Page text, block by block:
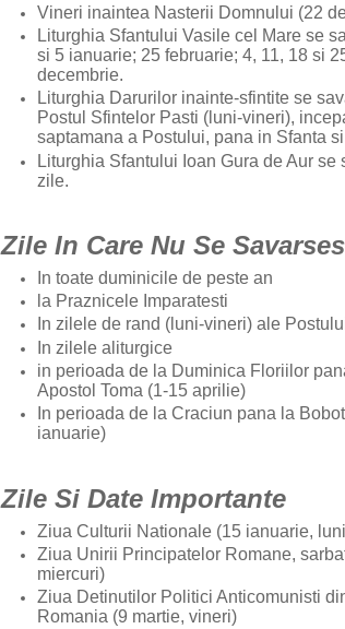
Vineri inaintea Nasterii Domnului (22
Liturghia Sfantului Vasile cel Mare se
si 5 ianuarie; 25 februarie; 4, 11, 18 si
decembrie.
Liturghia Darurilor inainte-sfintite se
Postul Sfintelor Pasti (luni-vineri),
saptamana a Postului, pana in Sfanta
Liturghia Sfantului Ioan Gura de Aur
zile.
Zile In Care Nu Se
In toate duminicile de peste an
la Praznicele Imparatesti
In zilele de rand (luni-vineri) ale
In zilele aliturgice
in perioada de la Duminica Floriilor
Apostol Toma (1-15 aprilie)
In perioada de la Craciun pana la
ianuarie)
Zile Si Date Importante
Ziua Culturii Nationale (15 ianuarie,
Ziua Unirii Principatelor Romane,
miercuri)
Ziua Detinutilor Politici Anticomunisti
Romania (9 martie, vineri)